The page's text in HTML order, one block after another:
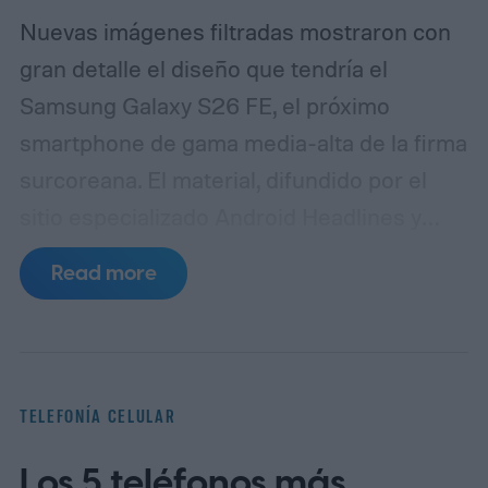
Nuevas imágenes filtradas mostraron con
gran detalle el diseño que tendría el
Samsung Galaxy S26 FE, el próximo
smartphone de gama media-alta de la firma
recogido posteriormente por Android
Authority, exhibe al dispositivo en tres
disposición de sus sensores traseros.
FE es la desaparición del anillo prominente
Read more
TELEFONÍA CELULAR